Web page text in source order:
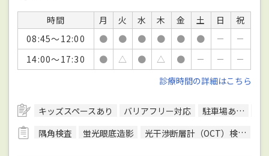
時間 月 火 水 木 金 土 日
祝
08:45～12:00
● ● ● ● ● ● －
－
14:00～17:30
● △ ● △ ● － －
－
診療時間の詳細はこちら
キッズスペースあり バリアフリー対応 駐車場あり
隅角検査
蛍光眼底造影 光干渉断層計（OCT）検査